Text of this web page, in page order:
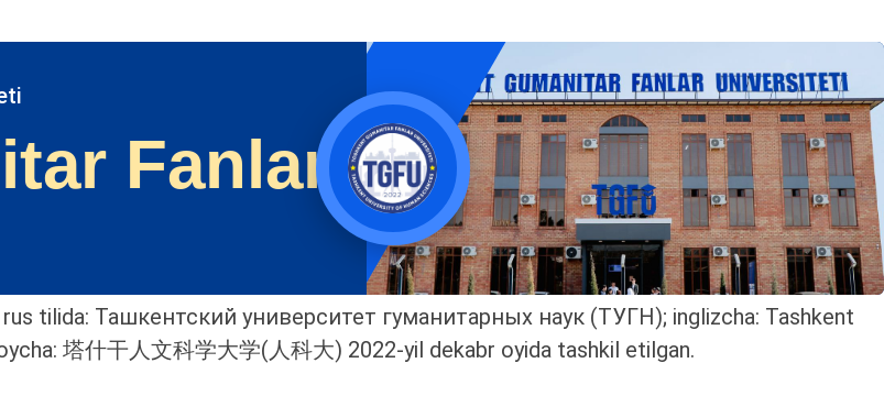
Fanlar
tilida: Ташкентский университет гуманитарных наук (ТУГН); inglizcha: Tashkent
塔什干人文科学大学(人科大) 2022-yil dekabr oyida tashkil etilgan.